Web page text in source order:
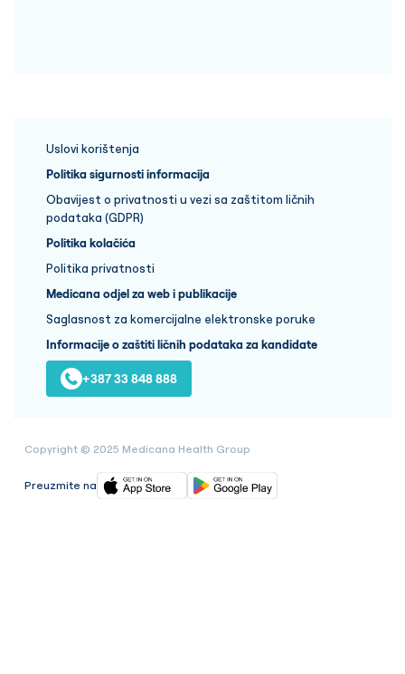
Uslovi korištenja
Politika sigurnosti informacija
Obavijest o privatnosti u vezi sa zaštitom ličnih
podataka (GDPR)
Politika kolačića
Politika privatnosti
Medicana odjel za web i publikacije
Saglasnost za komercijalne elektronske poruke
Informacije o zaštiti ličnih podataka za kandidate
+387 33 848 888
Copyright © 2025 Medicana Health Group
Preuzmite na